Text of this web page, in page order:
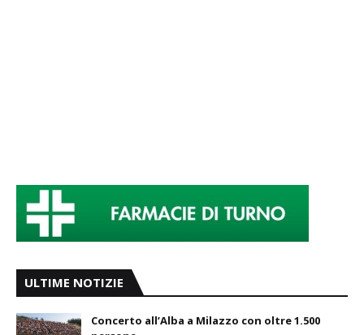
ULTIME NOTIZIE
Concerto all’Alba a Milazzo con oltre 1.500